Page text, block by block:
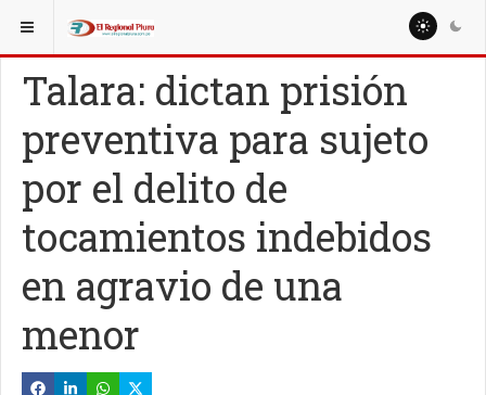
ESTÁ AQUÍ: REGIÓN PIURA
Talara: dictan prisión
preventiva para sujeto
por el delito de
tocamientos indebidos
en agravio de una
menor